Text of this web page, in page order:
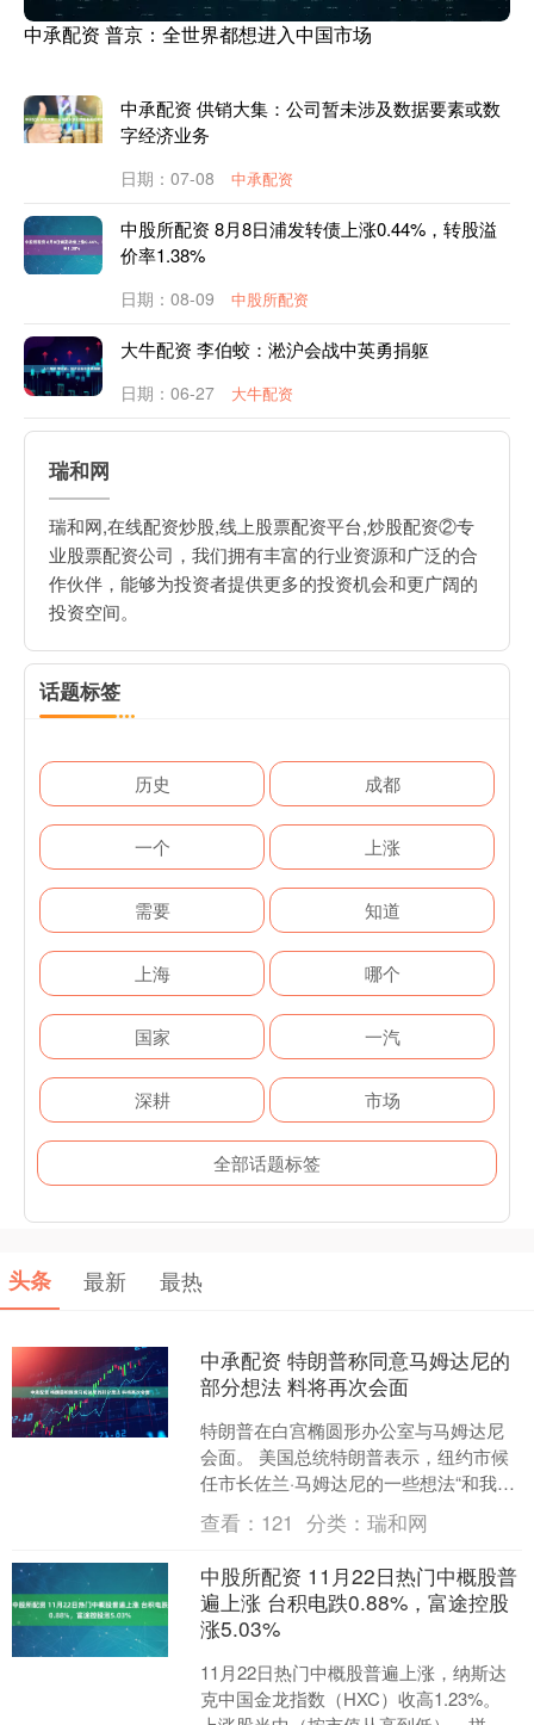
中承配资 普京：全世界都想进入中国市场
中承配资 供销大集：公司暂未涉及数据要素或数
字经济业务
日期：07-08 中承配资
中股所配资 8月8日浦发转债上涨0.44%，转股溢
价率1.38%
日期：08-09 中股所配资
大牛配资 李伯蛟：淞沪会战中英勇捐躯
日期：06-27 大牛配资
瑞和网
瑞和网,在线配资炒股,线上股票配资平台,炒股配资②专
业股票配资公司，我们拥有丰富的行业资源和广泛的合
作伙伴，能够为投资者提供更多的投资机会和更广阔的
投资空间。
话题标签
历史 成都
一个 上涨
需要 知道
上海 哪个
国家 一汽
深耕 市场
全部话题标签
头条 最新 最热
中承配资 特朗普称同意马姆达尼的
部分想法 料将再次会面
特朗普在白宫椭圆形办公室与马姆达尼
会面。 美国总统特朗普表示，纽约市候
任市长佐兰·马姆达尼的一些想法“和我一
样”。 特朗普表示，如果他“不同意”马姆
达尼，就不会....
查看： 121 分类：瑞和网
中股所配资 11月22日热门中概股普
遍上涨 台积电跌0.88%，富途控股
涨5.03%
11月22日热门中概股普遍上涨，纳斯达
克中国金龙指数（HXC）收高1.23%。